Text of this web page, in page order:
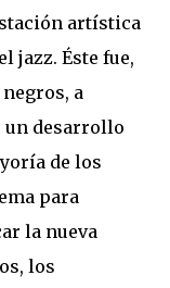
artística
jazz. Éste fue,
a
un desarrollo
de los
para
la nueva
los